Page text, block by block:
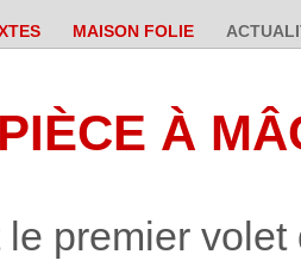
MAISON FOLIE
À
le premier